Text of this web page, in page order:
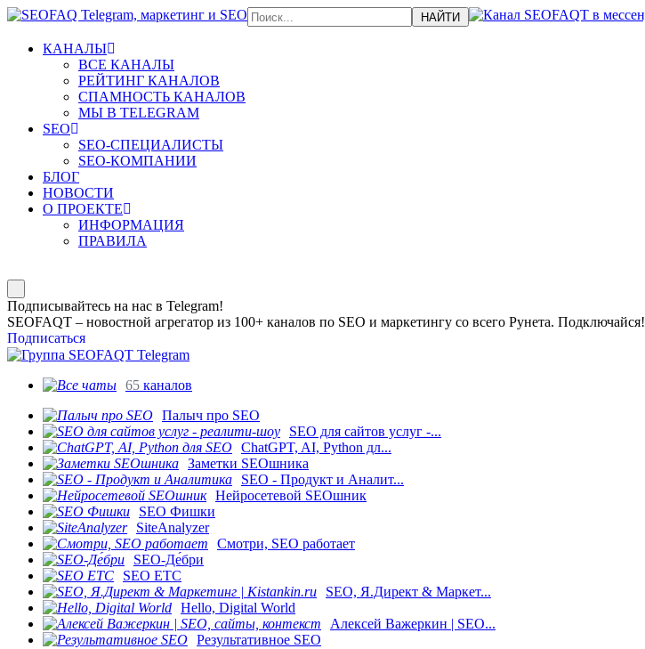
КАНАЛЫ
ВСЕ КАНАЛЫ
РЕЙТИНГ КАНАЛОВ
СПАМНОСТЬ КАНАЛОВ
МЫ В TELEGRAM
SEO
SEO-СПЕЦИАЛИСТЫ
SEO-КОМПАНИИ
БЛОГ
НОВОСТИ
О ПРОЕКТЕ
ИНФОРМАЦИЯ
ПРАВИЛА
Подписывайтесь на нас в Telegram!
SEOFAQT – новостной агрегатор из 100+ каналов по SEO и маркетингу со всего Рунета. Подключайся!
Подписаться
65 каналов
Палыч про SEO
SEO для сайтов услуг -...
ChatGPT, AI, Python дл...
Заметки SEOшника
SEO - Продукт и Аналит...
Нейросетевой SEOшник
SEO Фишки
SiteAnalyzer
Смотри, SEO работает
SEO-Де́бри
SEO ETC
SEO, Я.Директ & Маркет...
Hello, Digital World
Алексей Важеркин | SEO...
Результативное SEO